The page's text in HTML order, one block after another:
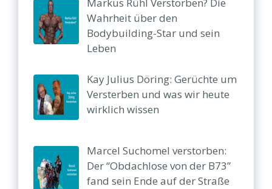
Markus Rühl Verstorben? Die
Wahrheit über den
Bodybuilding-Star und sein
Leben
Kay Julius Döring: Gerüchte um
Versterben und was wir heute
wirklich wissen
Marcel Suchomel verstorben:
Der “Obdachlose von der B73”
fand sein Ende auf der Straße